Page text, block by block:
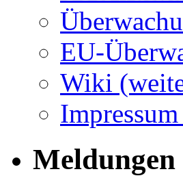
EU-
Wiki
Meldungen